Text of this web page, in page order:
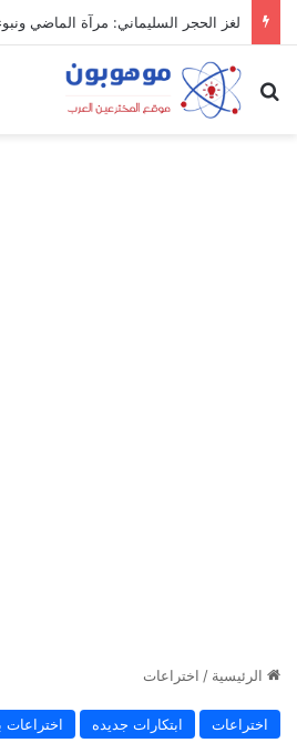
لغز الحجر السليماني: مرآة الماضي
بحث عن
الرئيسية / اختراعات
اختراعات ابتكارات جديده اختراعات